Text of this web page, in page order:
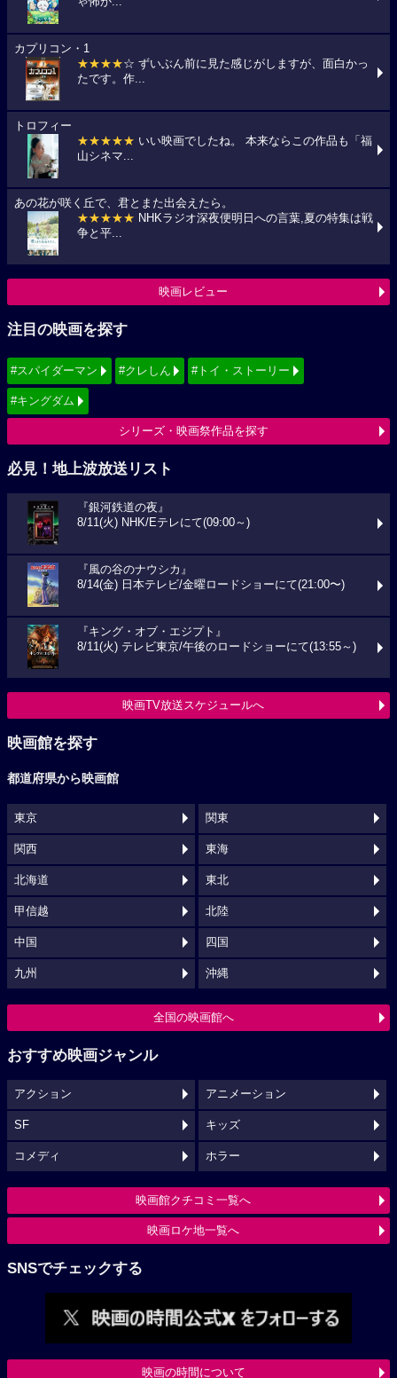
カプリコン・1
★★★★☆ ずいぶん前に見た感じがしますが、面白かっ
たです。作...
トロフィー
★★★★★ いい映画でしたね。 本来ならこの作品も「福
山シネマ...
あの花が咲く丘で、君とまた出会えたら。
★★★★★ NHKラジオ深夜便明日への言葉,夏の特集は戦
争と平...
映画レビュー
注目の映画を探す
#スパイダーマン #クレしん #トイ・ストーリー
#キングダム
シリーズ・映画祭作品を探す
必見！地上波放送リスト
『銀河鉄道の夜』
8/11(火) NHK/Eテレにて(09:00～)
『風の谷のナウシカ』
8/14(金) 日本テレビ/金曜ロードショーにて(21:00〜)
『キング・オブ・エジプト』
8/11(火) テレビ東京/午後のロードショーにて(13:55～)
映画TV放送スケジュールへ
映画館を探す
都道府県から映画館
東京 関東
関西 東海
北海道 東北
甲信越 北陸
中国 四国
九州 沖縄
全国の映画館へ
おすすめ映画ジャンル
アクション アニメーション
SF キッズ
コメディ ホラー
映画館クチコミ一覧へ
映画ロケ地一覧へ
SNSでチェックする
映画の時間について